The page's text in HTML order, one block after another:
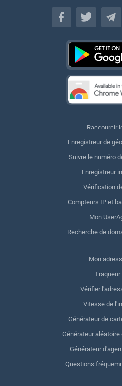
Français
Raccourcir
Enregistreur de
Suivre le numéro
Enregistreur
Vérification
Compteurs IP et
Mon
Recherche de
Mon
Traqueur
Vérifier
Vitesse de
Générateur de
Générateur aléatoire
Générateur
Questions